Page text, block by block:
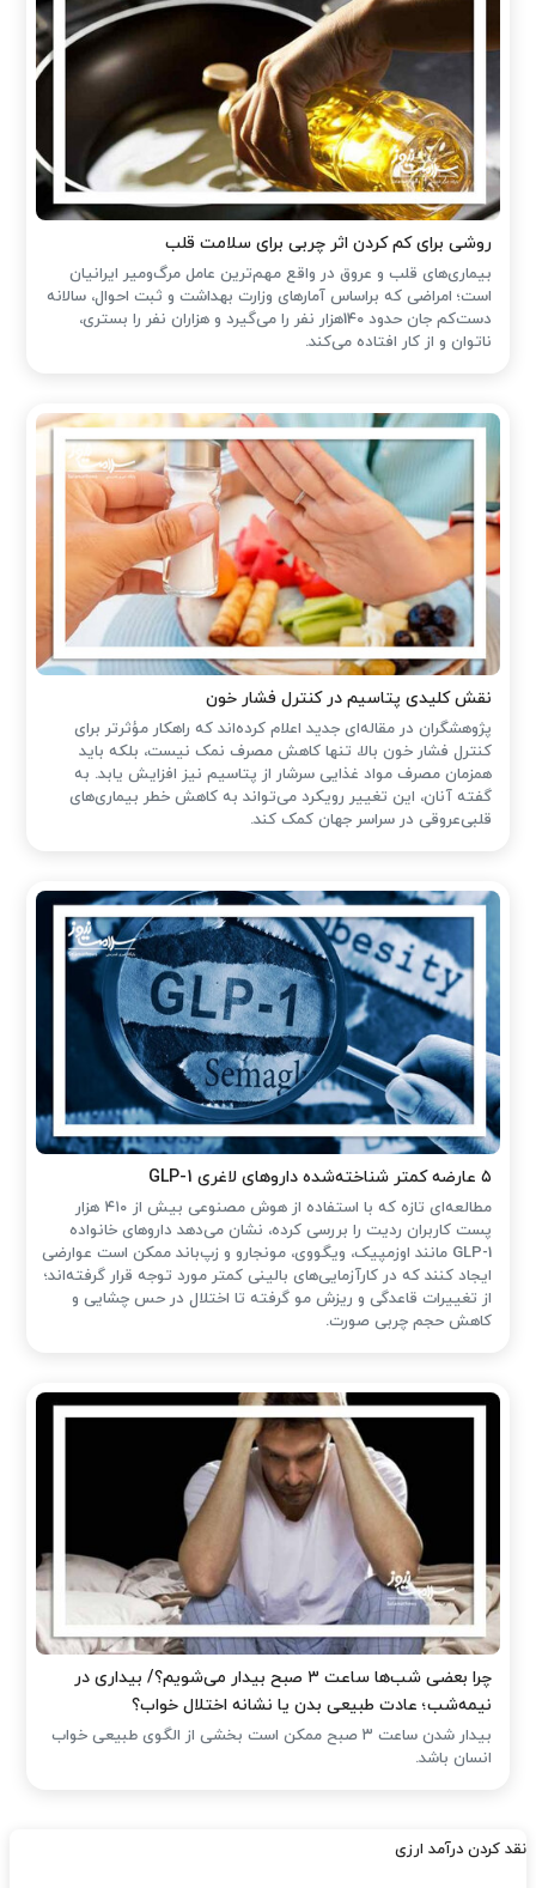
روشی برای کم کردن اثر چربی برای سلامت قلب
بیماری‌های قلب و عروق در واقع مهم‌ترین عامل مرگ‌ومیر ایرانیان
است؛ امراضی که براساس آمارهای وزارت بهداشت و ثبت احوال، سالانه
دست‌کم جان حدود 140هزار نفر را می‌گیرد و هزاران نفر را بستری،
ناتوان و از کار افتاده می‌کند.
نقش کلیدی پتاسیم در کنترل فشار خون
پژوهشگران در مقاله‌ای جدید اعلام کرده‌اند که راهکار مؤثرتر برای
کنترل فشار خون بالا، تنها کاهش مصرف نمک نیست، بلکه باید
همزمان مصرف مواد غذایی سرشار از پتاسیم نیز افزایش یابد. به
گفته آنان، این تغییر رویکرد می‌تواند به کاهش خطر بیماری‌های
قلبی‌عروقی در سراسر جهان کمک کند.
۵ عارضه کمتر شناخته‌شده داروهای لاغری GLP-1
مطالعه‌ای تازه که با استفاده از هوش مصنوعی بیش از ۴۱۰ هزار
پست کاربران ردیت را بررسی کرده، نشان می‌دهد داروهای خانواده
GLP-1 مانند اوزمپیک، ویگووی، مونجارو و زپ‌باند ممکن است عوارضی
ایجاد کنند که در کارآزمایی‌های بالینی کمتر مورد توجه قرار گرفته‌اند؛
از تغییرات قاعدگی و ریزش مو گرفته تا اختلال در حس چشایی و
کاهش حجم چربی صورت.
چرا بعضی شب‌ها ساعت ۳ صبح بیدار می‌شویم؟/ بیداری در
نیمه‌شب؛ عادت طبیعی بدن یا نشانه اختلال خواب؟
بیدار شدن ساعت ۳ صبح ممکن است بخشی از الگوی طبیعی خواب
انسان باشد.
نقد کردن درآمد ارزی